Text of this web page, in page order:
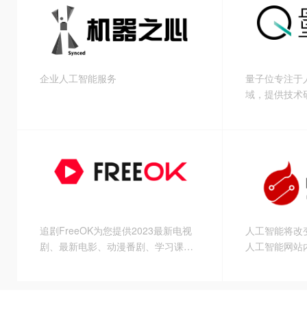
企业人工智能服务
量子位专注于
域，提供技术
追剧FreeOK为您提供2023最新电视
剧、最新电影、动漫番剧、学习课
人工智能将
人工智能网